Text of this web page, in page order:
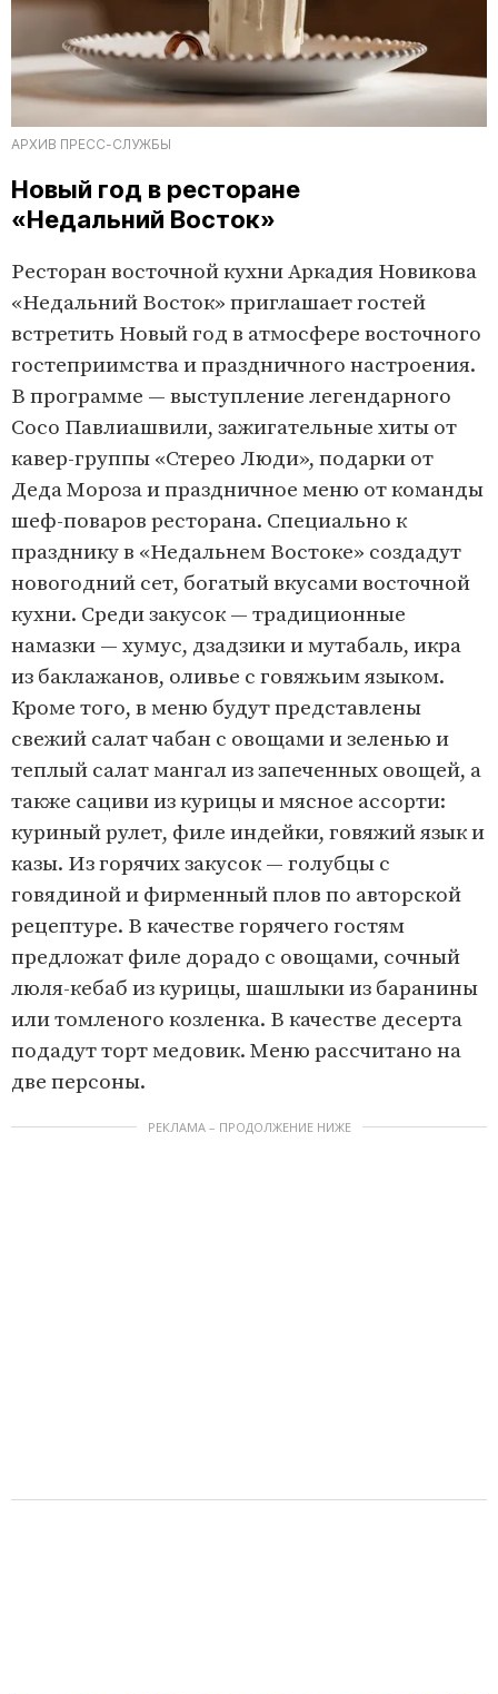
АРХИВ ПРЕСС-СЛУЖБЫ
Новый год в ресторане
«Недальний Восток»
Ресторан восточной кухни Аркадия Новикова
«Недальний Восток» приглашает гостей
встретить Новый год в атмосфере восточного
гостеприимства и праздничного настроения.
В программе — выступление легендарного
Сосо Павлиашвили, зажигательные хиты от
кавер-группы «Стерео Люди», подарки от
Деда Мороза и праздничное меню от команды
шеф-поваров ресторана. Специально к
празднику в «Недальнем Востоке» создадут
новогодний сет, богатый вкусами восточной
кухни. Среди закусок — традиционные
намазки — хумус, дзадзики и мутабаль, икра
из баклажанов, оливье с говяжьим языком.
Кроме того, в меню будут представлены
свежий салат чабан с овощами и зеленью и
теплый салат мангал из запеченных овощей, а
также сациви из курицы и мясное ассорти:
куриный рулет, филе индейки, говяжий язык и
казы. Из горячих закусок — голубцы с
говядиной и фирменный плов по авторской
рецептуре. В качестве горячего гостям
предложат филе дорадо с овощами, сочный
люля-кебаб из курицы, шашлыки из баранины
или томленого козленка. В качестве десерта
подадут торт медовик. Меню рассчитано на
две персоны.
РЕКЛАМА – ПРОДОЛЖЕНИЕ НИЖЕ